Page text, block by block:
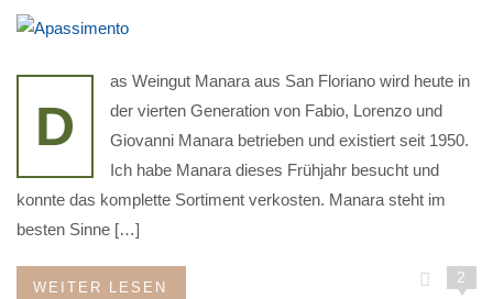
D
as Weingut Manara aus San Floriano wird heute in
der vierten Generation von Fabio, Lorenzo und
Giovanni Manara betrieben und existiert seit 1950.
Ich habe Manara dieses Frühjahr besucht und
konnte das komplette Sortiment verkosten. Manara steht im
besten Sinne […]
WEITER LESEN
2